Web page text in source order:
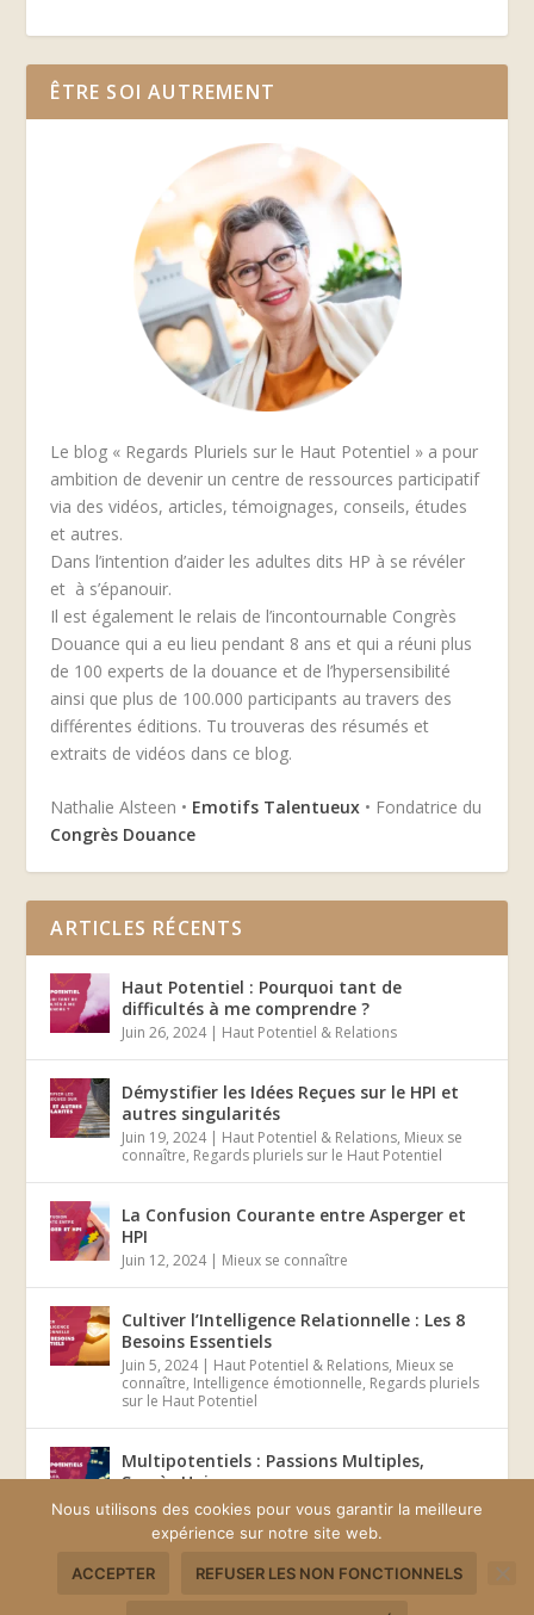
ÊTRE SOI AUTREMENT
Le blog « Regards Pluriels sur le Haut Potentiel » a pour
ambition de devenir un centre de ressources participatif
via des vidéos, articles, témoignages, conseils, études
et autres.
Dans l’intention d’aider les adultes dits HP à se révéler
et à s’épanouir.
Il est également le relais de l’incontournable Congrès
Douance qui a eu lieu pendant 8 ans et qui a réuni plus
de 100 experts de la douance et de l’hypersensibilité
ainsi que plus de 100.000 participants au travers des
différentes éditions. Tu trouveras des résumés et
extraits de vidéos dans ce blog.
Nathalie Alsteen • Emotifs Talentueux • Fondatrice du
Congrès Douance
ARTICLES RÉCENTS
Haut Potentiel : Pourquoi tant de
difficultés à me comprendre ?
Juin 26, 2024| Haut Potentiel & Relations
Démystifier les Idées Reçues sur le HPI et
autres singularités
Juin 19, 2024| Haut Potentiel & Relations, Mieux se
connaître, Regards pluriels sur le Haut Potentiel
La Confusion Courante entre Asperger et
HPI
Juin 12, 2024| Mieux se connaître
Cultiver l’Intelligence Relationnelle : Les 8
Besoins Essentiels
Juin 5, 2024| Haut Potentiel & Relations, Mieux se
connaître, Intelligence émotionnelle, Regards pluriels
sur le Haut Potentiel
Multipotentiels : Passions Multiples,
Succès Unique
Mai 29, 2024|Mieux se connaître
| Propulsé par
Nous utilisons des cookies pour vous garantir la meilleure
expérience sur notre site web.
ACCEPTER REFUSER LES NON FONCTIONNELS